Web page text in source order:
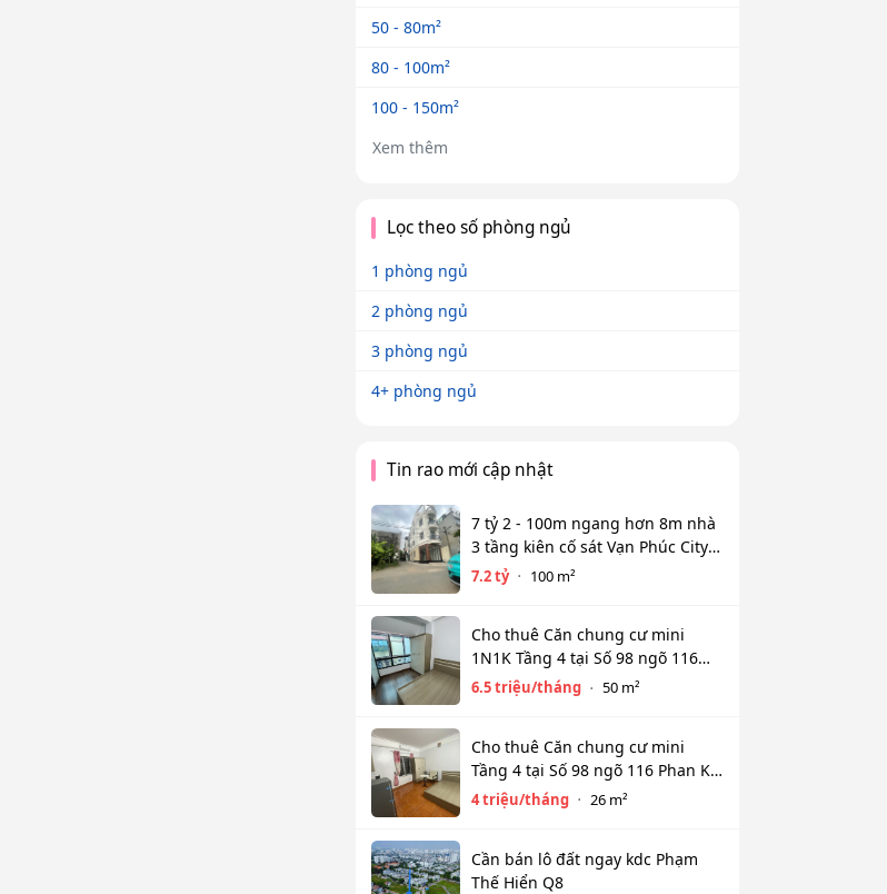
50 - 80m²
80 - 100m²
100 - 150m²
Xem thêm
Lọc theo số phòng ngủ
1 phòng ngủ
2 phòng ngủ
3 phòng ngủ
4+ phòng ngủ
Tin rao mới cập nhật
7 tỷ 2 - 100m ngang hơn 8m nhà
3 tầng kiên cố sát Vạn Phúc City -
HẺM XE HƠI TỚI CỬA
7.2 tỷ 100 m²
Cho thuê Căn chung cư mini
1N1K Tầng 4 tại Số 98 ngõ 116
Phan Kế Bính, Ba Đình. Chỉ 6.5tr
6.5 triệu/tháng 50 m²
Cho thuê Căn chung cư mini
Tầng 4 tại Số 98 ngõ 116 Phan Kế
Bính, Cống Vị, Ba Đình. Chỉ 4tr
4 triệu/tháng 26 m²
Cần bán lô đất ngay kdc Phạm
Thế Hiển Q8